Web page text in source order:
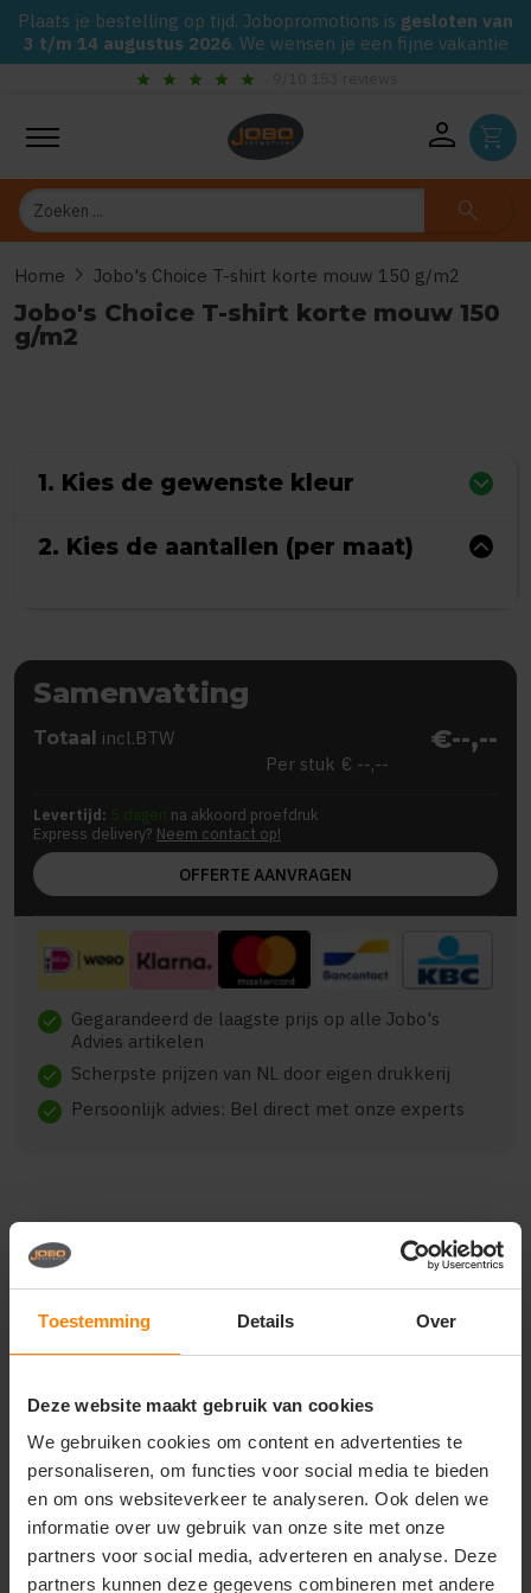
Toestemming Details Over
Deze website maakt gebruik van cookies
We gebruiken cookies om content en advertenties te
personaliseren, om functies voor social media te bieden
en om ons websiteverkeer te analyseren. Ook delen we
informatie over uw gebruik van onze site met onze
partners voor social media, adverteren en analyse. Deze
partners kunnen deze gegevens combineren met andere
Plaats je bestelling op tijd. Jobopromotions is gesloten van
3 t/m 14 augustus 2026. We wensen je een fijne vakantie
star star star star star
person shopping_cart
Zoeken search
Home chevron_right Jobo's Choice T-shirt korte mouw 150 g/m2
Jobo's Choice T-shirt korte mouw 150
g/m2
1. Kies de gewenste kleur
2. Kies de aantallen (per maat)
Samenvatting
Totaal incl.BTW €--,--
Per stuk € --,--
Levertijd: 5 dagen na akkoord proefdruk
Express delivery? Neem contact op!
OFFERTE AANVRAGEN
check Gegarandeerd de laagste prijs op alle Jobo's
Advies artikelen
check Scherpste prijzen van NL door eigen drukkerij
check Persoonlijk advies: Bel direct met onze experts
Beschrijving
{"pp":"Achterzijde","pt":"Bedrukking","ct":"Vier of
meer kleuren"},
{"pp":"Rechtermouw","pt":"Bedrukking","ct":"E\u00e9n
kleur"},
{"pp":"Linkermouw","pt":"Bedrukking","ct":"E\u00e9n
kleur"}]}